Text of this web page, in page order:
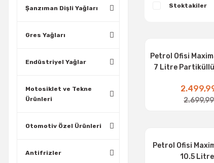
Şanzıman Dişli Yağları
Gres Yağları
Endüstriyel Yağlar
Motosiklet ve Tekne
Ürünleri
Otomotiv Özel Ürünleri
Antifrizler
Stoktakiler
Petrol Ofisi
7 Litre Partiküllü
Petrol Ofisi
10.5